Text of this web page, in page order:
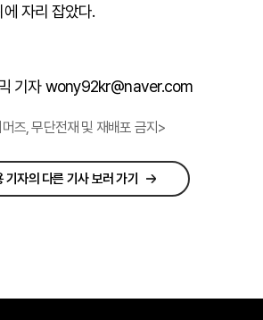
자리 잡았다.
기자 wony92kr@naver.com
즈, 무단전재 및 재배포 금지>
기자의 다른 기사 보러 가기